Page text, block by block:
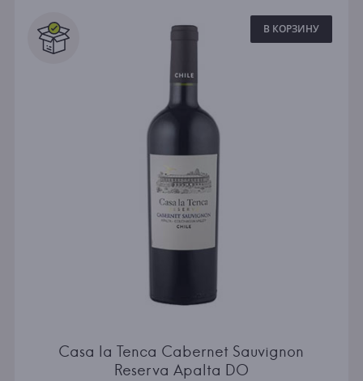
В КОРЗИНУ
Casa la Tenca Cabernet Sauvignon
Reserva Apalta DO